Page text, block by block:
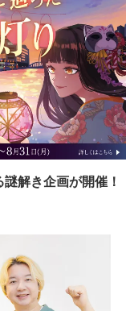
解き企画が開催！